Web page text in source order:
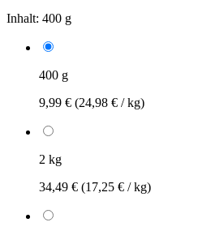
Inhalt: 400 g
400 g
9,99 € (24,98 € / kg)
2 kg
34,49 € (17,25 € / kg)